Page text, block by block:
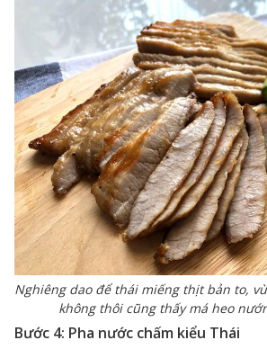
Nghiêng dao để thái miếng thịt bản to,
không thôi cũng thấy má heo
Bước 4: Pha nước chấm kiểu Thái